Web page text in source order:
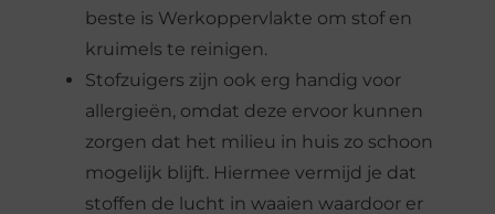
beste is Werkoppervlakte om stof en
kruimels te reinigen.
Stofzuigers zijn ook erg handig voor
allergieën, omdat deze ervoor kunnen
zorgen dat het milieu in huis zo schoon
mogelijk blijft. Hiermee vermijd je dat
stoffen de lucht in waaien waardoor er